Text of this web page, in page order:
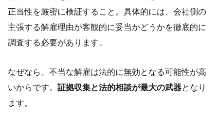
正当性を厳密に検証すること。具体的には、会社側の
主張する解雇理由が客観的に妥当かどうかを徹底的に
調査する必要があります。
なぜなら、不当な解雇は法的に無効となる可能性が高
いからです。 証拠収集と法的相談が最大の武器となり
ます。